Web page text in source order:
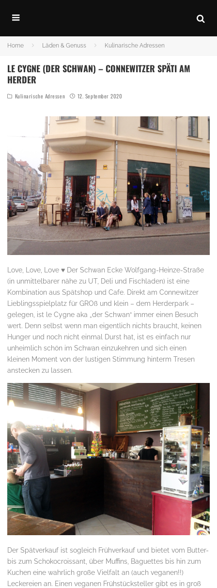
Home Läden & Genuss Kulinarische Adressen
LE CYGNE (DER SCHWAN) – CONNEWITZER SPÄTI AM
HERDER
Kulinarische Adressen 12. September 2020
Love, Love, Love ♥ Der Schwan Ecke Wolfgang-Heinze-Straße
(in unmittelbarer nähe zu UT, Deli und Fischladen) ist eine
Kombination aus Spätshop und Cafe. Direkt am Connewitzer
Lieblingsspielplatz für GROß und klein – dem Herderpark –
gelegen, ist le Cygne aka „der Schwan“ immer einen Besuch
wert. Denn selbst wenn man eigentlich nichts braucht, keinen
Hunger und noch nicht einmal Durst hat, ist es einfach nur
unheimlich schön im Schwan einzukehren und sich einen
kleinen Moment von der lustigen Stimmung hinterm Tresen
anstecken zu lassen.
Der Spätverkauf ist sogleich Frühverkauf und bietet vom Butter-
bis zum Schokocroissant, über Muffins, Baguettes bis hin zum
Kuchen eine wahrlich große Vielfalt an (auch veganen!!)
Leckereien an. Einen veganen Frühstücksteller gibt es in groß